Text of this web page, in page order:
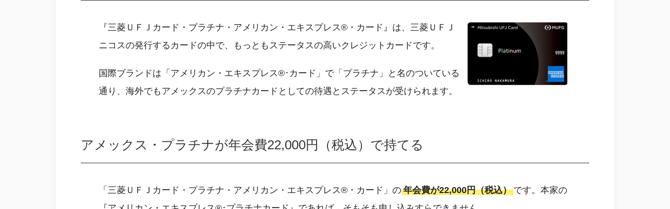
『三菱ＵＦＪカード・プラチナ・アメリカン・エキスプレス®・カード』は、三菱ＵＦＪ
ニコスの発行するカードの中で、もっともステータスの高いクレジットカードです。
国際ブランドは「アメリカン・エキスプレス®･カード」で「プラチナ」と名のついている
通り、海外でもアメックスのプラチナカードとしての待遇とステータスが受けられます。
アメックス・プラチナが年会費22,000円（税込）で持てる
「三菱ＵＦＪカード・プラチナ・アメリカン・エキスプレス®・カード」の 年会費が22,000円（税込） です。本家の